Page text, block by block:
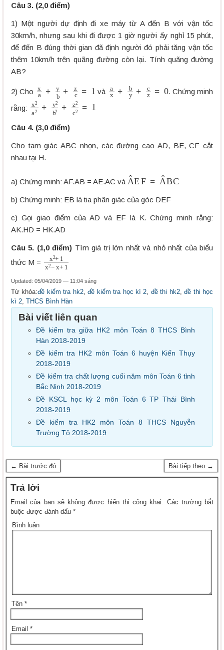
Câu 3. (2,0 điểm)
1) Một người dự định đi xe máy từ A đến B với vận tốc
30km/h, nhưng sau khi đi được 1 giờ người ấy nghỉ 15 phút,
để đến B đúng thời gian đã định người đó phải tăng vận tốc
thêm 10km/h trên quãng đường còn lại. Tính quãng đường
AB?
2) Cho xa b c= và a y =
. Chứng minh
rằng: x2 a2 +y 2b 2+ c2
Câu 4. (3,0 điểm)
Cho tam giác ABC nhọn, các đường cao AD, BE, CF cắt
nhau tại H.
a) Chứng minh: AF.AB = AE.AC và A E F^ B C ^
b) Chứng minh: EB là tia phân giác của góc DEF
c) Gọi giao điểm của AD và EF là K. Chứng minh rằng:
AK.HD = HK.AD
Câu 5. (1,0 điểm) Tìm giá trị lớn nhất và nhỏ nhất của biểu
thức M =
2+1
Updated: 05/04/2019 — 11:04 sáng
Từ khóa:đề kiểm tra hk2,đề kiểm tra học kì 2, đề thi hk2,đề thi học
kì 2, THCS Bình Hàn
Bài viết liên quan
Đề kiểm tra giữa HK2 môn Toán 8 THCS Bình
Hàn 2018-2019
Đề kiểm tra HK2 môn Toán 6 huyện Kiến Thụy
2018-2019
Đề kiểm tra chất lượng cuối năm môn Toán 6 tỉnh
Bắc Ninh 2018-2019
Đề KSCL học kỳ 2 môn Toán 6 TP Thái Bình
2018-2019
Đề kiểm tra HK2 môn Toán 8 THCS Nguyễn
Trường Tộ 2018-2019
← Bài trước đó Bài tiếp theo →
Trả lời
Email của bạn sẽ không được hiển thị công khai. Các trường bắt
buộc được đánh dấu *
Bình luận
Tên *
Email *